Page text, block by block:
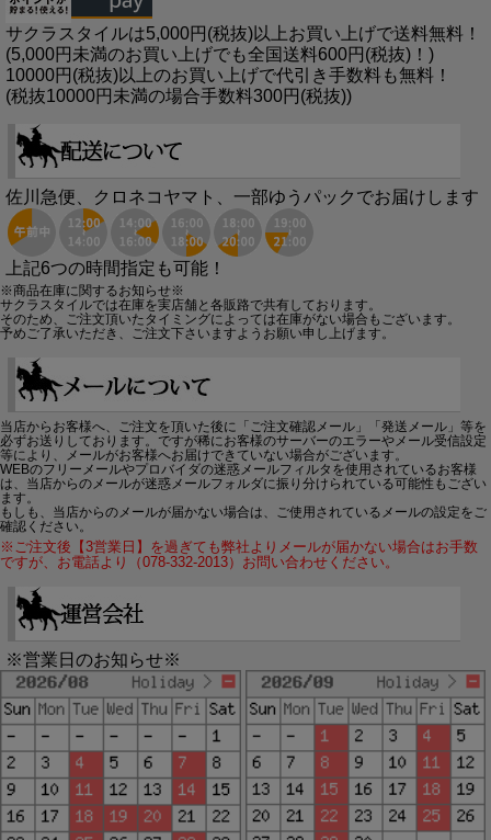
サクラスタイルは5,000円(税抜)以上お買い上げで送料無料！
(5,000円未満のお買い上げでも全国送料600円(税抜)！)
10000円(税抜)以上のお買い上げで代引き手数料も無料！
(税抜10000円未満の場合手数料300円(税抜))
佐川急便、クロネコヤマト、一部ゆうパックでお届けします
上記6つの時間指定も可能！
※商品在庫に関するお知らせ※
サクラスタイルでは在庫を実店舗と各販路で共有しております。
そのため、ご注文頂いたタイミングによっては在庫がない場合もございます。
予めご了承いただき、ご注文下さいますようお願い申し上げます。
当店からお客様へ、ご注文を頂いた後に「ご注文確認メール」「発送メール」等を
必ずお送りしております。ですが稀にお客様のサーバーのエラーやメール受信設定
等により、メールがお客様へお届けできていない場合がございます。
WEBのフリーメールやプロバイダの迷惑メールフィルタを使用されているお客様
は、当店からのメールが迷惑メールフォルダに振り分けられている可能性もござい
ます。
もしも、当店からのメールが届かない場合は、ご使用されているメールの設定をご
確認ください。
※ご注文後【3営業日】を過ぎても弊社よりメールが届かない場合はお手数
ですが、お電話より（078-332-2013）お問い合わせください。
※営業日のお知らせ※